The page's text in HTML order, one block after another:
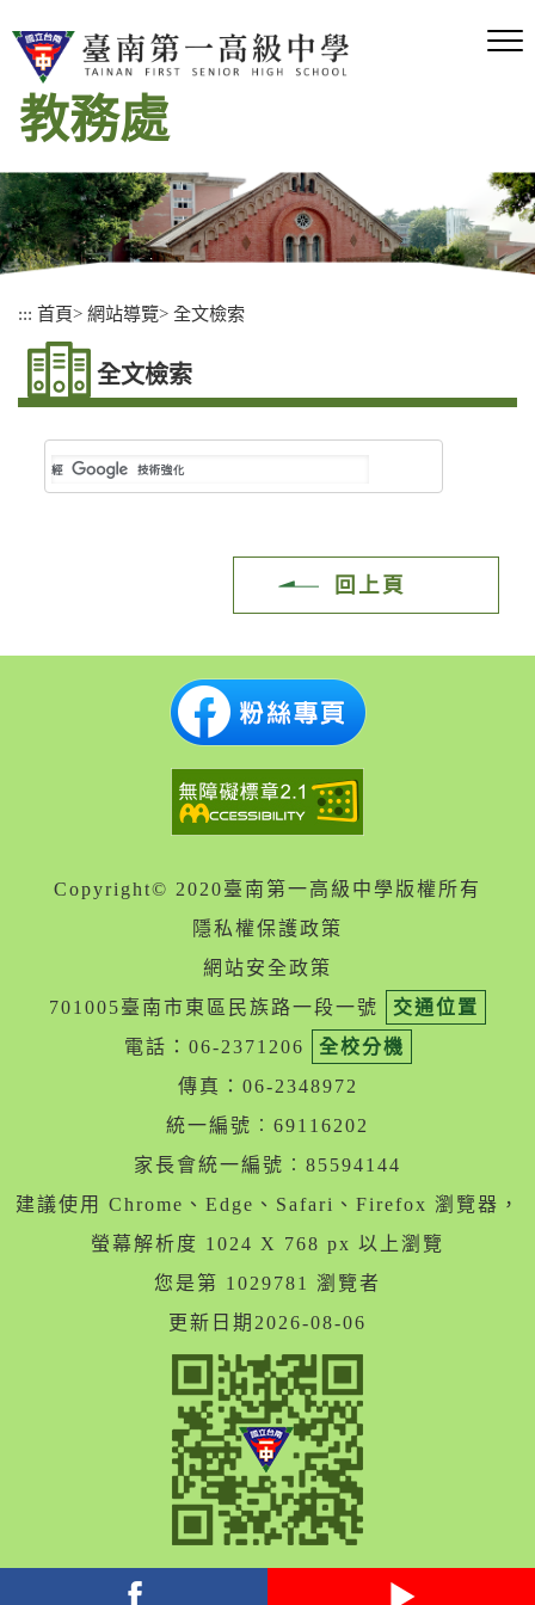
到
區
塊
教務處
::: 首頁> 網站導覽> 全文檢索
全文檢索
回上頁
Copyright© 2020臺南第一高級中學版權所有
隱私權保護政策
網站安全政策
701005臺南市東區民族路一段一號
交通位置
電話：06-2371206
全校分機
傳真：06-2348972
統一編號︰69116202
家長會統一編號︰85594144
建議使用 Chrome、Edge、Safari、Firefox 瀏覽器，
螢幕解析度 1024 X 768 px 以上瀏覽
您是第 1029781 瀏覽者
更新日期2026-08-06